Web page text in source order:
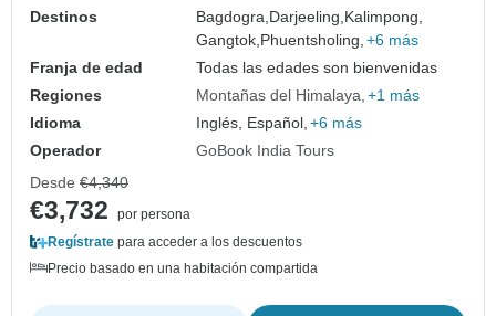
Destinos
Bagdogra, Darjeeling, Kalimpong,
Gangtok, Phuentsholing, +6 más
Franja de edad
Todas las edades son bienvenidas
Regiones
Montañas del Himalaya +1 más
Idioma
Inglés, Español, +6 más
Operador
GoBook India Tours
Desde €4,340
€3,732
por persona
Regístrate para acceder a los descuentos
Precio basado en una habitación compartida